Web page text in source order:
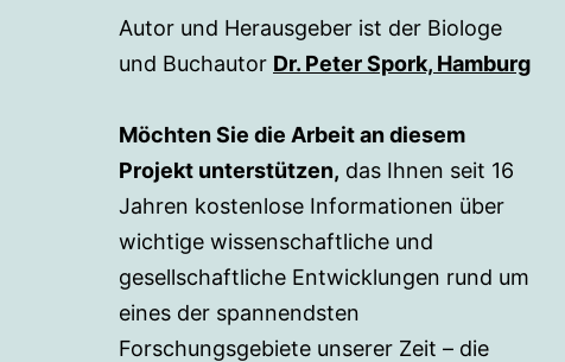
Autor und Herausgeber ist der Biologe
und Buchautor Dr. Peter Spork, Hamburg
Möchten Sie die Arbeit an diesem
Projekt unterstützen, das Ihnen seit 16
Jahren kostenlose Informationen über
wichtige wissenschaftliche und
gesellschaftliche Entwicklungen rund um
eines der spannendsten
Forschungsgebiete unserer Zeit – die